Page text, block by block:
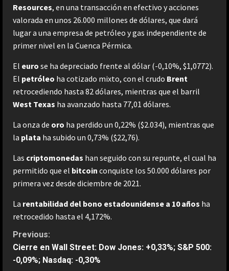
Resources, en una transacción en efectivo y acciones
valorada en unos 26.000 millones de dólares, que dará
lugar a una empresa de petróleo y gas independiente de
primer nivel en la Cuenca Pérmica.
El euro se ha depreciado frente al dólar (-0,10%, $1,0772).
El petróleo ha cotizado mixto, con el crudo Brent
retrocediendo hasta 82 dólares, mientras que el barril
West Texas ha avanzado hasta 77,01 dólares.
La onza de oro ha perdido un 0,22% ($2.034), mientras que
la plata ha subido un 0,73% ($22,76).
Las criptomonedas han seguido con su repunte, el cual ha
permitido que el bitcoin conquiste los 50.000 dólares por
primera vez desde diciembre de 2021.
La rentabilidad del bono estadounidense a 10 años ha
retrocedido hasta el 4,172%.
C
o
Previous:
Cierre en Wall Street: Dow Jones: +0,33%; S&P 500:
-0,09%; Nasdaq: -0,30%